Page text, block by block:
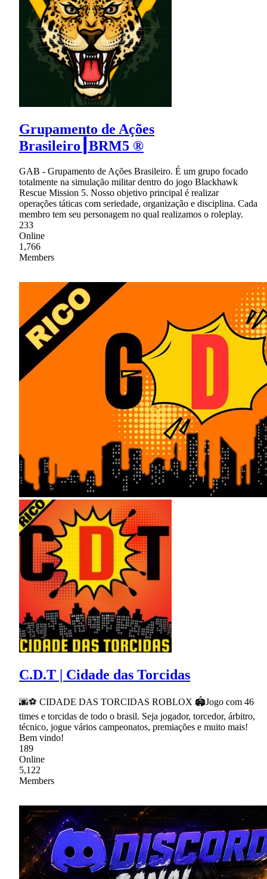
Grupamento de Ações
Brasileiro┃BRM5 ®
GAB - Grupamento de Ações Brasileiro. É um grupo focado
totalmente na simulação militar dentro do jogo Blackhawk
Rescue Mission 5. Nosso objetivo principal é realizar
operações táticas com seriedade, organização e disciplina. Cada
membro tem seu personagem no qual realizamos o roleplay.
233
Online
1,766
Members
C.D.T | Cidade das Torcidas
🌆⚽ CIDADE DAS TORCIDAS ROBLOX 🏟Jogo com 46
times e torcidas de todo o brasil. Seja jogador, torcedor, árbitro,
técnico, jogue vários campeonatos, premiações e muito mais!
Bem vindo!
189
Online
5,122
Members